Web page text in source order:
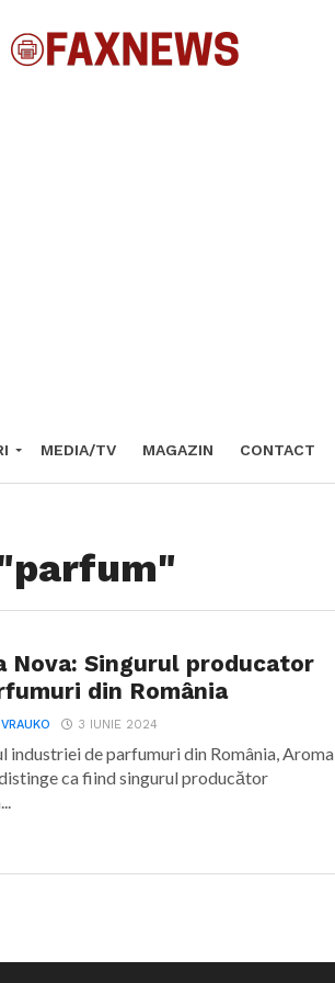
MEDIA/TV MAGAZIN CONTACT
Nova: Singurul producator
din România
3 IUNIE 2024
industriei de parfumuri din România, Aroma
ca fiind singurul producător